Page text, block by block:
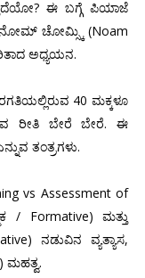
ಈ ಬಗ್ಗೆ ಪಿಯಾಜೆ
ನೋಮ್ ಚೋಮ್ಸ್ಕಿ (Noam
ಅಧ್ಯಯನ.
40 ಮಕ್ಕಳೂ
ರೀತಿ ಬೇರೆ ಬೇರೆ. ಈ
ತಂತ್ರಗಳು.
vs Assessment of
/ Formative) ಮತ್ತು
ನಡುವಿನ ವ್ಯತ್ಯಾಸ,
ಮಹತ್ವ.